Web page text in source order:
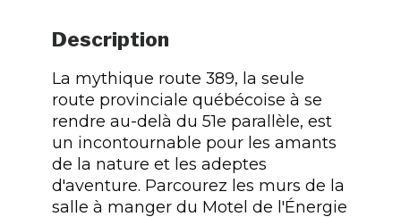
Description
La mythique route 389, la seule
route provinciale québécoise à se
rendre au-delà du 51e parallèle, est
un incontournable pour les amants
de la nature et les adeptes
d'aventure. Parcourez les murs de la
salle à manger du Motel de l'Énergie